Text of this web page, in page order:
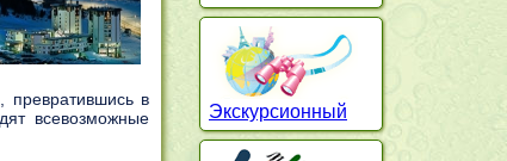
в
всевозможные
Экскурсионный